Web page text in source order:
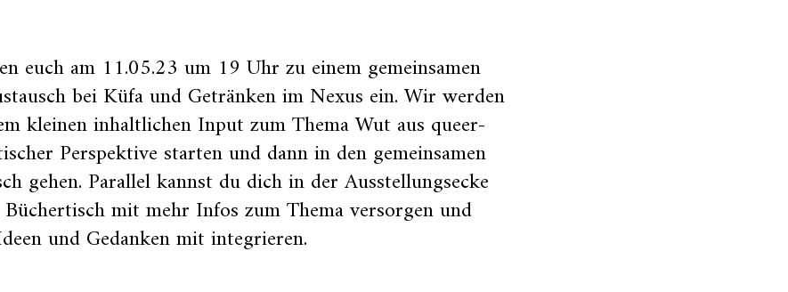
euch am 11.05.23 um 19 Uhr zu einem gemeinsamen
bei Küfa und Getränken im Nexus ein. Wir werden
kleinen inhaltlichen Input zum Thema Wut aus queer-
Perspektive starten und dann in den gemeinsamen
gehen. Parallel kannst du dich in der Ausstellungsecke
mit mehr Infos zum Thema versorgen und
und Gedanken mit integrieren.